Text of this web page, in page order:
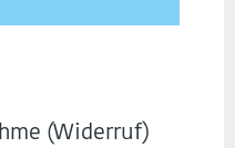
(Widerruf)